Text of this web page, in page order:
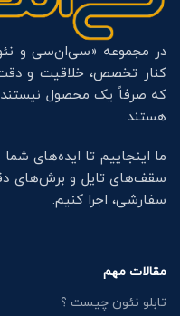
کنار تخصص، خلاقیت و دقت
که صرفاً یک محصول
هستند.
ما اینجاییم تا ایده‌های
سفارشی، اجرا کنیم.
مقالات مهم
تابلو نئون چیست ؟